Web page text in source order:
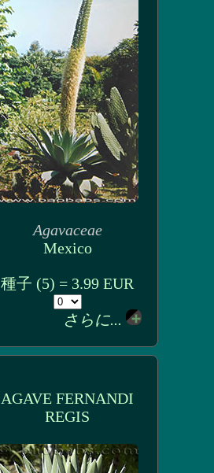
Agavaceae
Mexico
種子 (5) = 3.99 EUR
さらに...
AGAVE FERNANDI
REGIS